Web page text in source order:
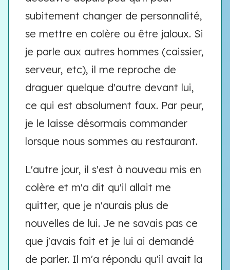
subitement changer de personnalité,
se mettre en colère ou être jaloux. Si
je parle aux autres hommes (caissier,
serveur, etc), il me reproche de
draguer quelque d'autre devant lui,
ce qui est absolument faux. Par peur,
je le laisse désormais commander
lorsque nous sommes au restaurant.
L'autre jour, il s'est à nouveau mis en
colère et m'a dit qu'il allait me
quitter, que je n'aurais plus de
nouvelles de lui. Je ne savais pas ce
que j'avais fait et je lui ai demandé
de parler. Il m'a répondu qu'il avait la